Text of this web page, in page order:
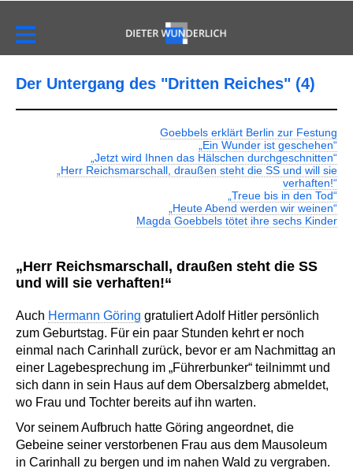
Der Untergang des "Dritten Reiches" (4)
Goebbels erklärt Berlin zur Festung
„Ein Wunder ist geschehen“
„Jetzt wird Ihnen das Hälschen durchgeschnitten“
„Herr Reichsmarschall, draußen steht die SS und will sie
verhaften!“
„Treue bis in den Tod“
„Heute Abend werden wir weinen“
Magda Goebbels tötet ihre sechs Kinder
„Herr Reichsmarschall, draußen steht die SS
und will sie verhaften!“
Auch Hermann Göring gratuliert Adolf Hitler persönlich
zum Geburtstag. Für ein paar Stunden kehrt er noch
einmal nach Carinhall zurück, bevor er am Nachmittag an
einer Lagebesprechung im „Führerbunker“ teilnimmt und
sich dann in sein Haus auf dem Obersalzberg abmeldet,
wo Frau und Tochter bereits auf ihn warten.
Vor seinem Aufbruch hatte Göring angeordnet, die
Gebeine seiner verstorbenen Frau aus dem Mausoleum
in Carinhall zu bergen und im nahen Wald zu vergraben.